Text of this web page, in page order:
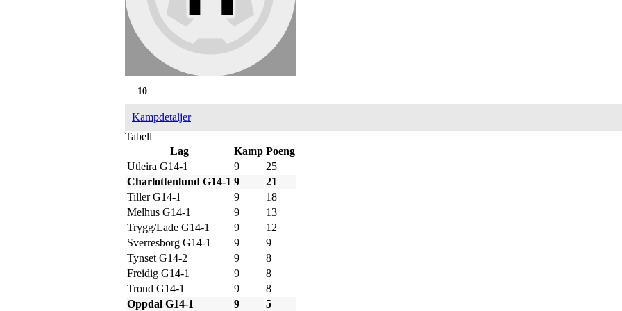
10
Kampdetaljer
Tabell
Lag
Kamp Poeng
Utleira G14-1
9
25
Charlottenlund G14-1 9
21
Tiller G14-1
9
18
Melhus G14-1
9
13
Trygg/Lade G14-1
9
12
Sverresborg G14-1
9
9
Tynset G14-2
9
8
Freidig G14-1
9
8
Trond G14-1
9
8
Oppdal G14-1
9 5